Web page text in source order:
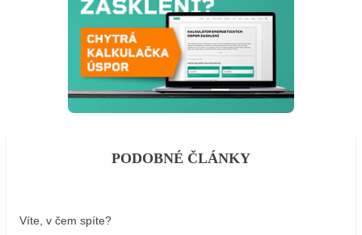
PODOBNÉ ČLÁNKY
Víte, v čem spíte?